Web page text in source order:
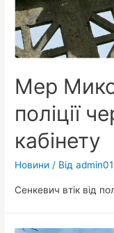
Мер
поліції
кабінету
Новини / Відadmin01
Сенкевич втік від